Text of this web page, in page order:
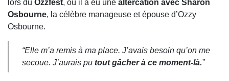
lors du Ozzfest, où il a eu une altercation avec Sharon
Osbourne, la célèbre manageuse et épouse d’Ozzy
Osbourne.
“Elle m’a remis à ma place. J’avais besoin qu’on me
secoue. J’aurais pu tout gâcher à ce moment-là.”